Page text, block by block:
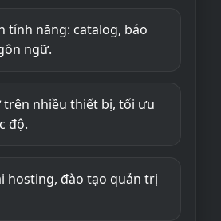
tính năng: catalog, báo
ngữ.
trên nhiều thiết bị, tối ưu
độ.
hosting, đào tạo quản trị